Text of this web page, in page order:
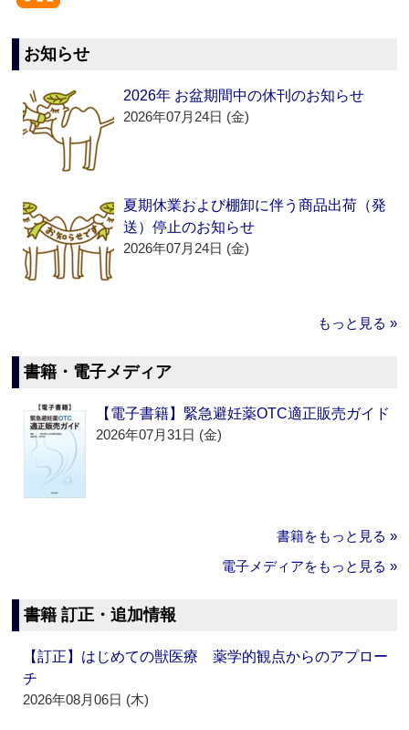
お知らせ
2026年 お盆期間中の休刊のお知らせ
2026年07月24日 (金)
夏期休業および棚卸に伴う商品出荷（発
送）停止のお知らせ
2026年07月24日 (金)
もっと見る »
書籍・電子メディア
【電子書籍】緊急避妊薬OTC適正販売ガイド
2026年07月31日 (金)
書籍をもっと見る »
電子メディアをもっと見る »
書籍 訂正・追加情報
【訂正】はじめての獣医療 薬学的観点からのアプロー
チ
2026年08月06日 (木)